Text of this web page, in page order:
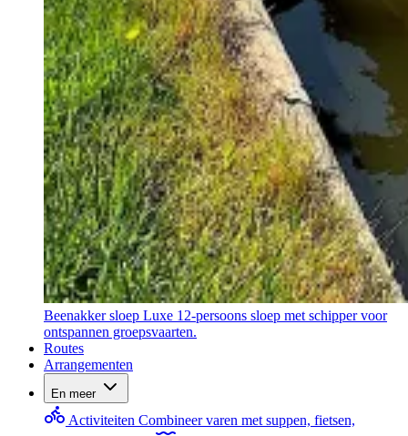
Beenakker sloep Luxe 12-persoons sloep met schipper voor
ontspannen groepsvaarten.
Routes
Arrangementen
En meer
Activiteiten Combineer varen met suppen, fietsen,